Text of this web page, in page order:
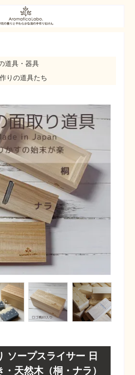
道具・器具
りの道具たち
ソープスライサー 日
天然木（桐・ナラ）